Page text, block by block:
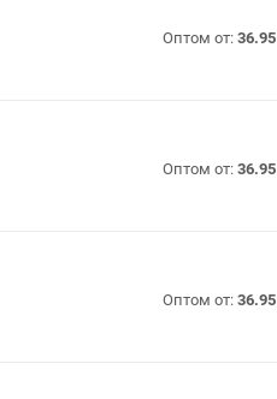
Оптом от: 36.95
Оптом от: 36.95
Оптом от: 36.95